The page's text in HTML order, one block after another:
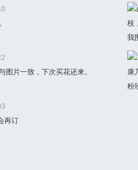
图片一致，下次买花还来。
再订